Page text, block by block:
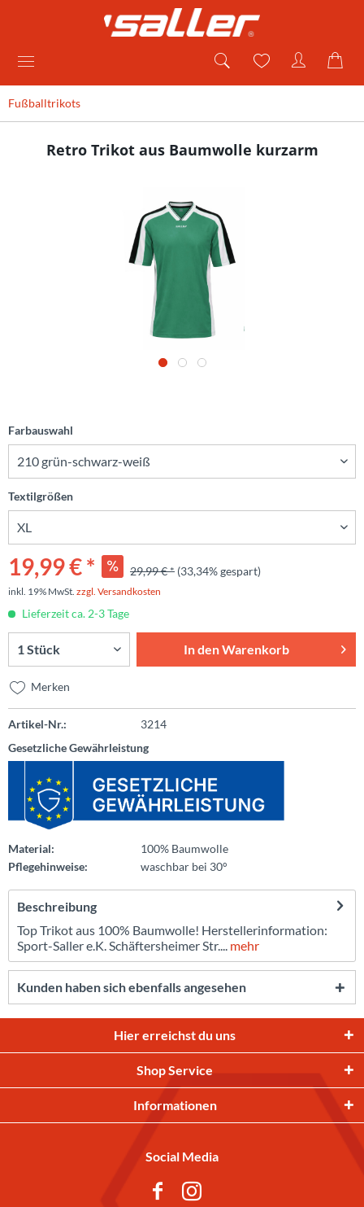
Fußballtrikots
Retro Trikot aus Baumwolle kurzarm
Farbauswahl
Textilgrößen
19,99 € * 29,99 € * (33,34% gespart)
inkl. 19% MwSt. zzgl. Versandkosten
Lieferzeit ca. 2-3 Tage
In denWarenkorb
Merken
Artikel-Nr.:
3214
Gesetzliche Gewährleistung
Material:
100% Baumwolle
Pflegehinweise:
waschbar bei 30°
Beschreibung
Top Trikot aus 100% Baumwolle! Herstellerinformation:
Sport-Saller e.K. Schäftersheimer Str.... mehr
Kunden haben sich ebenfalls angesehen
Hier erreichst du uns
Shop Service
Informationen
Social Media